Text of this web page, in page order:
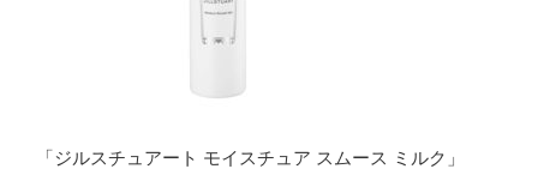
「ジルスチュアート モイスチュア スムース ミルク」